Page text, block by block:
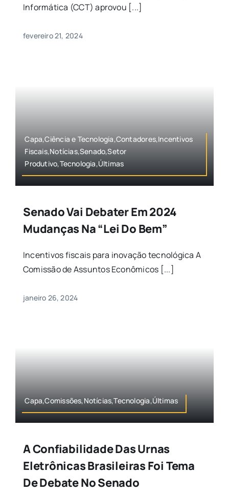
Informática (CCT) aprovou [...]
fevereiro 21, 2024
Capa,Ciência e Tecnologia,Contadores,Incentivos
Fiscais,Notícias,Senado,Setor
Produtivo,Tecnologia,Últimas
Senado Vai Debater Em 2024
Mudanças Na “Lei Do Bem”
Incentivos fiscais para inovação tecnológica A
Comissão de Assuntos Econômicos [...]
janeiro 26, 2024
Capa,Comissões,Notícias,Tecnologia,Últimas
A Confiabilidade Das Urnas
Eletrônicas Brasileiras Foi Tema
De Debate No Senado